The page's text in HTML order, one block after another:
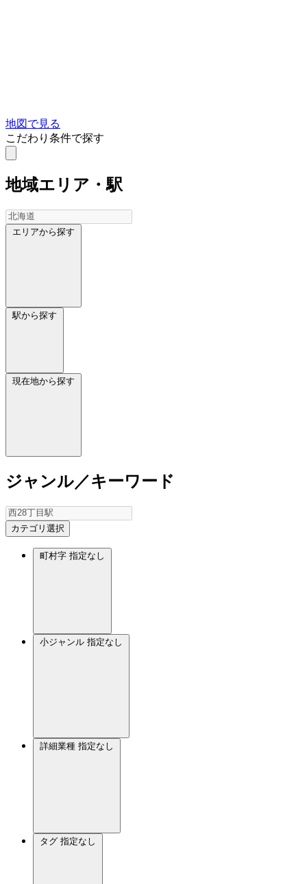
地図で見る
こだわり条件で探す
地域エリア・駅
エリアから探す
駅から探す
現在地から探す
ジャンル／キーワード
カテゴリ選択
町村字 指定なし
小ジャンル 指定なし
詳細業種 指定なし
タグ 指定なし